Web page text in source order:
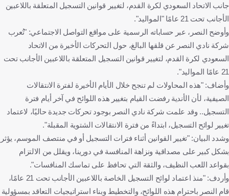
جانب الاتحاد السعودي لكرة القدم، لتغيير قوانين التسجيل المتعلقة باللاعبين
الأجانب تحت 21 عامًا "المواليد".
وأوضح النصر، عبر حساباته الرسمية على مواقع التواصل الاجتماعي: "تُعرب
شركة نادي النصر عن قلقها البالغ، حول التحركات الأخيرة من الاتحاد
السعودي لكرة القدم، لتغيير قوانين التسجيل المتعلقة باللاعبين الأجانب تحت
21 عامًا المواليد".
وأضاف: "هذه المحاولات لم تنجح خلال الأيام الأخيرة لفترة الانتقالات
الصيفية، لأن الأندية رفضت القيام بتغيير هذه اللوائح في آخر أيام فترة
التسجيل.. وقد علمت شركة نادي النصر بوجود تحركات جديدة حاليًا، لاعتماد
تغيير لوائح التسجيل، ابتداءً من فترة الانتقالات الشتوية المقبلة".
وشدد البيان: "تغيير القوانين أثناء فترات التسجيل أو في منتصف الموسم، يؤثر
بشكل كبير على مصداقية ونزاهة المنافسة في دورينا، ويقلل من الالتزام
بقواعد اللعب النظيف، والثقة التي تحافظ على تماسك المنافسات".
وأردف: "منذ اعتماد لوائح التسجيل الخاصة باللاعبين الأجانب تحت 21 عامًا،
قام النصر باحترام هذه اللوائح، والتخطيط وبناء استراتيجيات التعاقد بمسؤولية